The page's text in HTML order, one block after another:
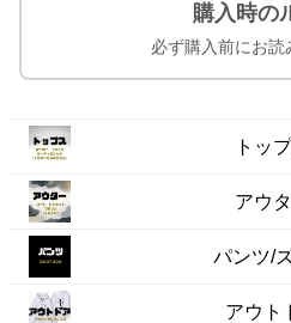
購入時の
必ず購入前にお読
トッ
アウ
パンツ/
アウト